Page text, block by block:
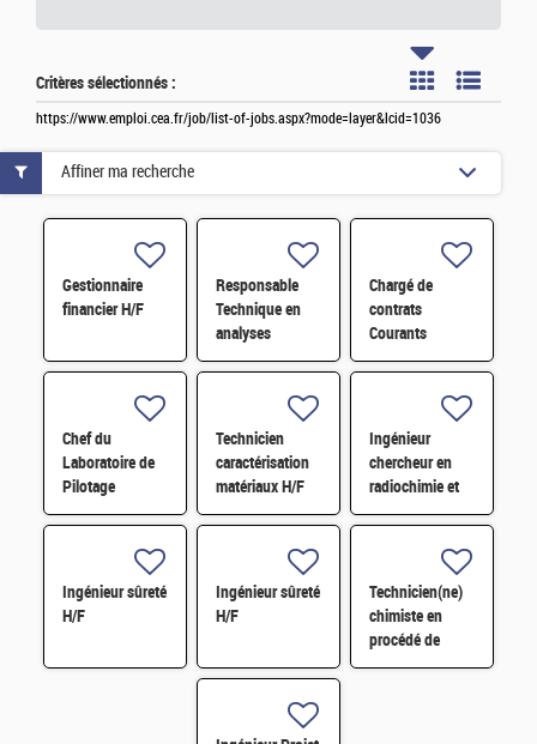
Critères sélectionnés :
https://www.emploi.cea.fr/job/list-of-jobs.aspx?mode=layer&lcid=1036
Gestionnaire
financier H/F
Responsable
Technique en
analyses
radiologiques
Chargé de
contrats
Courants
Faibles (CFA)
Chef du
Laboratoire de
Pilotage
Intelligent des
(LIRE) H/F
Technicien
caractérisation
matériaux H/F
Ingénieur
chercheur en
radiochimie et
extraction par
Ingénieur sûreté
H/F
Ingénieur sûreté
H/F
Technicien(ne)
chimiste en
procédé de
conversion H/F
Affiner ma recherche